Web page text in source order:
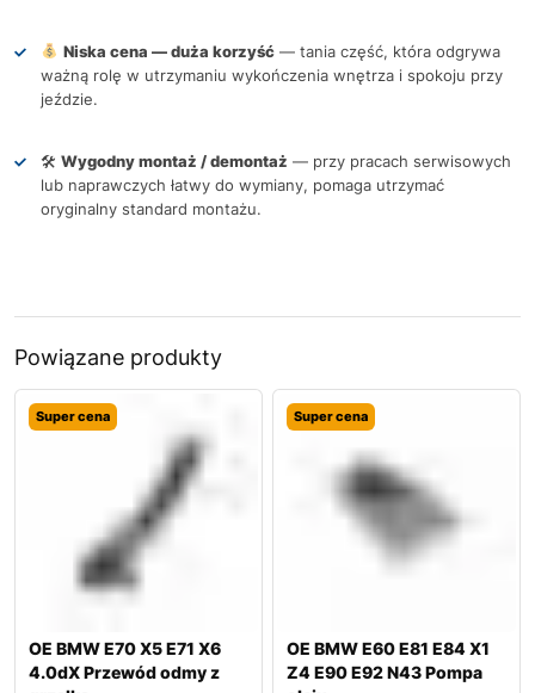
Niska cena — duża korzyść— tania część, która odgrywa
ważną rolę w utrzymaniu wykończenia wnętrza i spokoju przy
jeździe.
🛠 Wygodny montaż / demontaż — przy pracach serwisowych
lub naprawczych łatwy do wymiany, pomaga utrzymać
oryginalny standard montażu.
Powiązane produkty
Super cena
OE BMW E70 X5 E71 X6
4.0dX Przewód odmy z
Super cena
OE BMW E60 E81 E84 X1
Z4 E90 E92 N43 Pompa